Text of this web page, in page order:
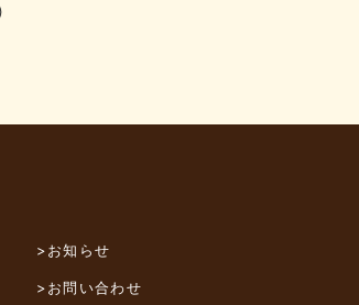
>お知らせ
>お問い合わせ